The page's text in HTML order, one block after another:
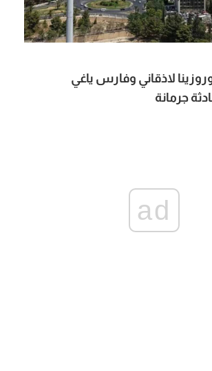
لاذقاني وفارس ياغي
جرمانة
ad